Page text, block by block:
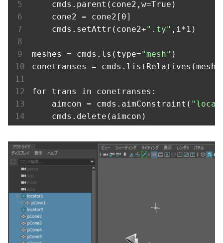
    cmds.parent(cone2,w=True)
    cone2 = cone2[0]
    cmds.setAttr(cone2+
".ty" ,i*1)
meshes = cmds.ls(type="mesh" )
conetranses =
for trans in conetranses:
    aimcon = cmds.aimConstraint(
    cmds.delete(aimcon)